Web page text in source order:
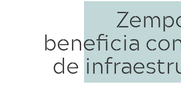
beneficia
de